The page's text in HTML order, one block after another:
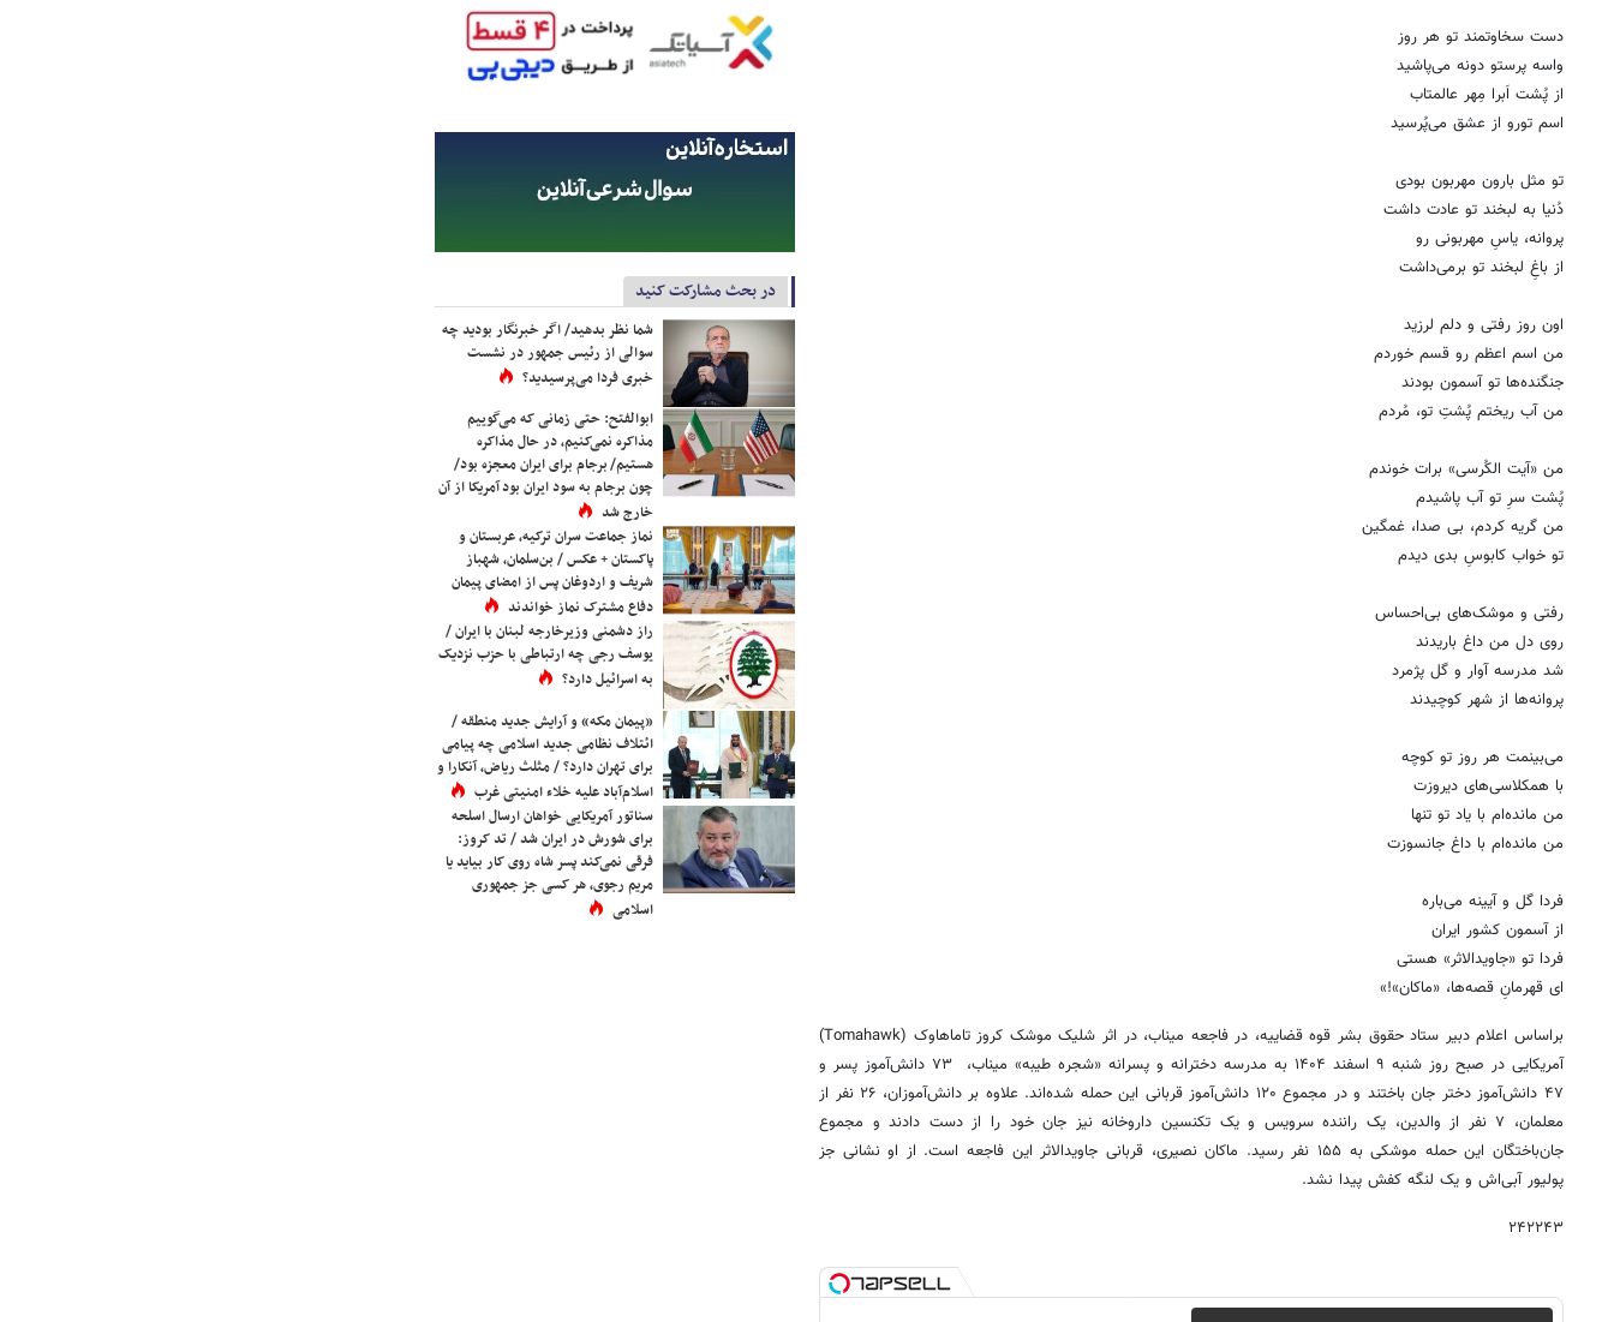
دست سخاوتمند تو هر روز
واسه پرستو دونه می‌پاشید
از پُشت اَبرا مِهر عالمتاب
اسم تورو از عشق می‌پُرسید
تو مثل بارون مهربون بودی
دُنیا به لبخند تو عادت داشت
پروانه، یاسِ مهربونی رو
از باغِ لبخند تو برمی‌داشت
اون روز رفتی و دلم لرزید
من اسم اعظم رو قسم خوردم
جنگنده‌ها تو آسمون بودند
من آب ریختم پُشتِ تو، مُردم
من «آیت الکُرسی» برات خوندم
پُشت سرِ تو آب پاشیدم
من گریه کردم، بی صدا، غمگین
تو خواب کابوسِ بدی دیدم
رفتی و موشک‌های بی‌احساس
روی دل من داغ باریدند
شد مدرسه آوار و گل پژمرد
پروانه‌ها از شهر کوچیدند
می‌بینمت هر روز تو کوچه
با همکلاسی‌های دیروزت
من مانده‌ام با یاد تو تنها
من مانده‌ام با داغ جانسوزت
فردا گل و آیینه می‌باره
از آسمون کشور ایران
فردا تو «جاویدالاثر» هستی
ای قهرمانِ قصه‌ها، «ماکان»!»
براساس اعلام دبیر ستاد حقوق بشر قوه قضاییه، در فاجعه میناب، در اثر شلیک موشک‌ کروز تاماهاوک (Tomahawk)
آمریکایی در صبح روز شنبه ۹ اسفند ۱۴۰۴ به مدرسه دخترانه و پسرانه «شجره طیبه» میناب، ۷۳ دانش‌آموز پسر و
۴۷ دانش‌آموز دختر جان باختند و در مجموع ۱۲۰ دانش‌آموز قربانی این حمله شده‌اند. علاوه بر دانش‌آموزان، ۲۶ نفر از
معلمان، ۷ نفر از والدین، یک راننده سرویس و یک تکنسین داروخانه نیز جان خود را از دست دادند و مجموع
جان‌باختگان این حمله موشکی به ۱۵۵ نفر رسید. ماکان نصیری، قربانی جاویدالاثر این فاجعه است. از او نشانی جز
پولیور آبی‌اش و یک لنگه کفش پیدا نشد.
۲۴۲۲۴۳
در بحث مشارکت کنید
شما نظر بدهید/ اگر خبرنگار بودید چه
سوالی از رئیس جمهور در نشست
خبری فردا می‌پرسیدید؟
ابوالفتح: حتی زمانی که می‌گوییم
مذاکره نمی‌کنیم، در حال مذاکره
هستیم/ برجام برای ایران معجزه بود/
چون برجام به سود ایران بود آمریکا از آن
خارج شد
نماز جماعت سران ترکیه، عربستان و
پاکستان + عکس / بن‌سلمان، شهباز
شریف و اردوغان پس از امضای پیمان
دفاع مشترک نماز خواندند
راز دشمنی وزیرخارجه لبنان با ایران /
یوسف رجی چه ارتباطی با حزب نزدیک
به اسرائیل دارد؟
«پیمان مکه» و آرایش جدید منطقه /
ائتلاف نظامی جدید اسلامی چه پیامی
برای تهران دارد؟ / مثلث ریاض، آنکارا و
اسلام‌آباد علیه خلاء امنیتی غرب
سناتور آمریکایی خواهان ارسال اسلحه
برای شورش در ایران شد / تد کروز:
فرقی نمی‌کند پسر شاه روی کار بیاید یا
مریم رجوی، هر کسی جز جمهوری
اسلامی